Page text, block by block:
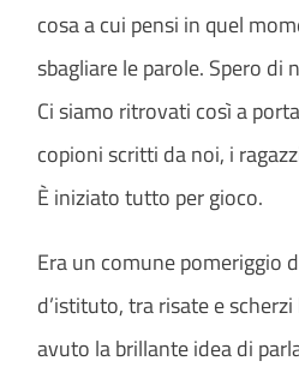
cosa a cui pensi in quel
sbagliare le parole. Spero di
Ci siamo ritrovati così a
copioni scritti da noi, i
È iniziato tutto per gioco.
Era un comune pomeriggio
d’istituto, tra risate e
avuto la brillante idea di